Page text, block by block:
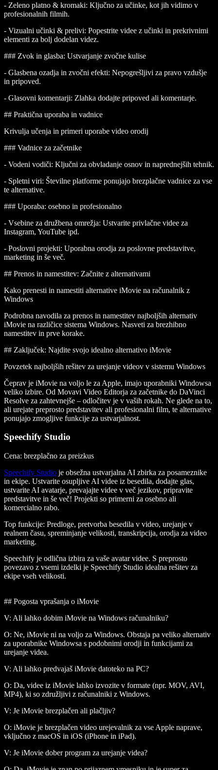
- Zeleno platno & kromaki: Ključno za učinke, kot jih vidimo v
profesionalnih filmih.
- Vizualni učinki & prelivi: Popestrite videe z učinki in prekrivnimi
elementi za bolj dodelan videz.
### Zvok in glasba: Ustvarjanje zvočne kulise
- Glasbena ozadja in zvočni efekti: Nepogrešljivi za pravo vzdušje
in pripoved.
- Glasovni komentarji: Zlahka dodajte pripoved ali komentarje.
## Praktična uporaba in vadnice
Krivulja učenja in primeri uporabe video orodij
### Vadnice za začetnike
- Vodeni vodiči: Ključni za obvladanje osnov in naprednejših tehnik.
- Spletni viri: Številne platforme ponujajo brezplačne vadnice za vse
te alternative.
### Uporaba: osebno in profesionalno
- Vsebine za družbena omrežja: Ustvarite privlačne videe za
Instagram, YouTube ipd.
- Poslovni projekti: Uporabna orodja za poslovne predstavitve,
marketing in še več.
## Prenos in namestitev: Začnite z alternativami
Kako prenesti in namestiti alternative iMovie na računalnik z
Windows
Podrobna navodila za prenos in namestitev najboljših alternativ
iMovie na različice sistema Windows. Nasveti za brezhibno
namestitev in prve korake.
## Zaključek: Najdite svojo idealno alternativo iMovie
Povzetek najboljših rešitev za urejanje videov v sistemu Windows
Čeprav je iMovie na voljo le za Apple, imajo uporabniki Windowsa
veliko izbire. Od Movavi Video Editorja za začetnike do DaVinci
Resolve za zahtevnejše – odločitev je v vaših rokah. Ne glede na to,
ali urejate preprosto predstavitev ali profesionalni film, te alternative
ponujajo zmogljive funkcije za ustvarjalnost.
Speechify Studio
Cena: brezplačno za preizkus
Speechify Studio je obsežna ustvarjalna AI zbirka za posameznike
in ekipe. Ustvarite osupljive AI videe iz besedila, dodajte glas,
ustvarite AI avatarje, prevajajte videe v več jezikov, pripravite
predstavitve in še več! Projekti so primerni za osebno ali
komercialno rabo.
Top funkcije: Predloge, pretvorba besedila v video, urejanje v
realnem času, spreminjanje velikosti, transkripcija, orodja za video
marketing.
Speechify je odlična izbira za vaše avatar videe. S preprosto
povezavo z vsemi izdelki je Speechify Studio idealna rešitev za
ekipe vseh velikosti.
## Pogosta vprašanja o iMovie
V: Ali lahko dobim iMovie na Windows računalniku?
O: Ne, iMovie ni na voljo za Windows. Obstaja pa veliko alternativ
za uporabnike Windowsa s podobnimi orodji in funkcijami za
urejanje videa.
V: Ali lahko predvajaš iMovie datoteko na PC?
O: Da, videe iz iMovie lahko izvozite v formate (npr. MOV, AVI,
MP4), ki so združljivi z računalniki z Windows.
V: Je iMovie brezplačen ali plačljiv?
O: iMovie je brezplačen video urejevalnik za vse Apple naprave,
vključno z macOS in iOS (iPhone in iPad).
V: Je iMovie dober program za urejanje videa?